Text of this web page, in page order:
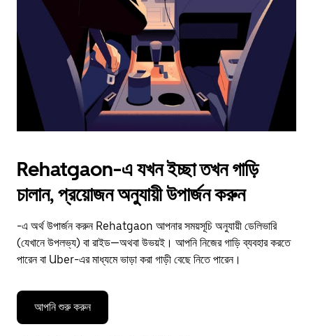
the
calendar.
Rehatgaon-এ যখন ইচ্ছা তখন গাড়ি
চালান, প্রয়োজন অনুযায়ী উপার্জন করুন
-এ অর্থ উপার্জন করুন Rehatgaon আপনার সময়সূচি অনুযায়ী ডেলিভারি
(যেখানে উপলভ্য) বা রাইড—অথবা উভয়ই। আপনি নিজের গাড়ি ব্যবহার করতে
পারেন বা Uber-এর মাধ্যমে ভাড়া করা গাড়ী বেছে নিতে পারেন।
আপনি শুরু করুন